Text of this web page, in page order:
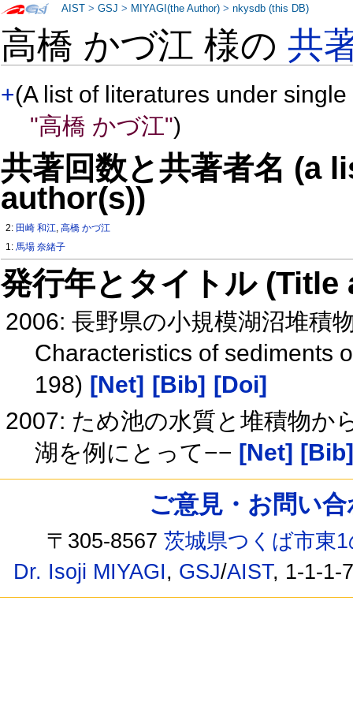
高橋 かづ江 様の共
+(A list of literatures under
"高橋 かづ江")
共著回数と共著者名 (a
author(s))
2: 田崎 和江,高橋 かづ江
1:馬場 奈緒子
発行年とタイトル
2006: 長野県の小規模湖沼堆積
Characteristics of sediments
198) [Net] [Bib] [Doi]
2007: ため池の水質と堆積物か
湖を例にとって−− [Net] [Bib]
AIST >GSJ > MIYAGI(the Author) >nkysdb (this DB)
ご意見・お問い
〒305-8567茨城県つくば市東
Dr. Isoji MIYAGI, GSJ/AIST, 1-1-1-